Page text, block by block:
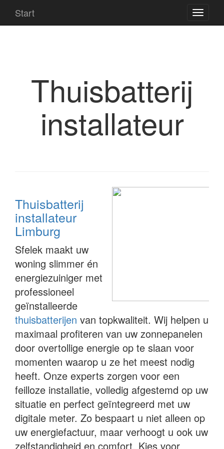
Start
Thuisbatterij
installateur
Thuisbatterij
installateur
Limburg
Sfelek maakt uw
woning slimmer én
energiezuiniger met
professioneel
geïnstalleerde
thuisbatterijen van topkwaliteit. Wij helpen u
maximaal profiteren van uw zonnepanelen
door overtollige energie op te slaan voor
momenten waarop u ze het meest nodig
heeft. Onze experts zorgen voor een
feilloze installatie, volledig afgestemd op uw
situatie en perfect geïntegreerd met uw
digitale meter. Zo bespaart u niet alleen op
uw energiefactuur, maar verhoogt u ook uw
zelfstandigheid en comfort. Kies voor